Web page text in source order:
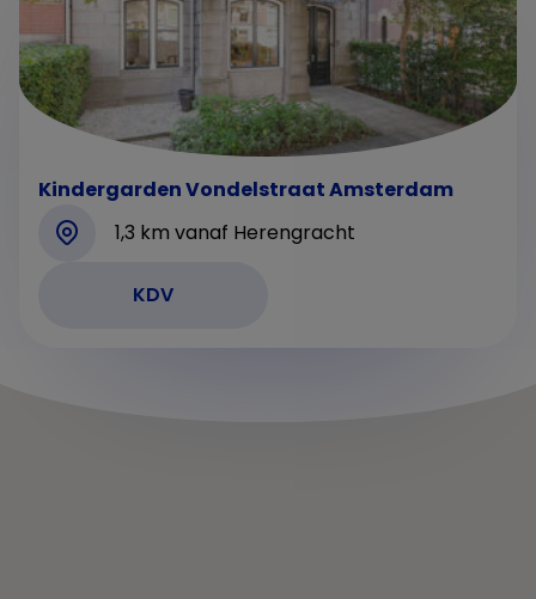
Kindergarden Vondelstraat Amsterdam
1,3 km vanaf Herengracht
KDV